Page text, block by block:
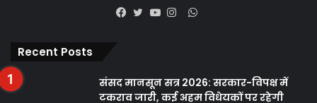
WhatsApp
Recent Posts
संसद मानसून सत्र 2026: सरकार-विपक्ष में
टकराव जारी, कई अहम विधेयकों पर रहेगी